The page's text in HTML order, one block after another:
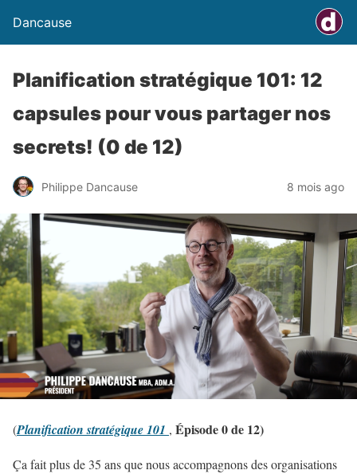
Dancause
Planification stratégique 101: 12
capsules pour vous partager nos
secrets! (0 de 12)
Philippe Dancause 8 mois ago
(Planification stratégique 101 , Épisode 0 de 12)
Ça fait plus de 35 ans que nous accompagnons des organisations